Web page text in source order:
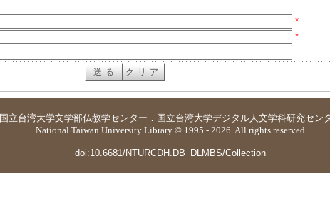
*
*
国立台湾大学文学部仏教学センター ． 国立台湾大学デジタル人文学科研究セン
National Taiwan University Library © 1995 - 2026. All rights reserved
doi:10.6681/NTURCDH.DB_DLMBS/Collection